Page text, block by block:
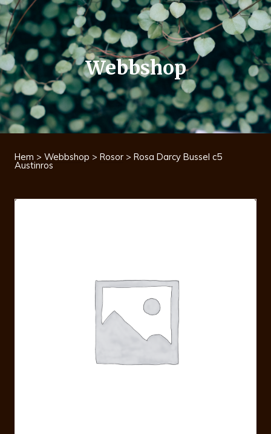
Webbshop
Hem > Webbshop > Rosor > Rosa Darcy Bussel c5
Austinros